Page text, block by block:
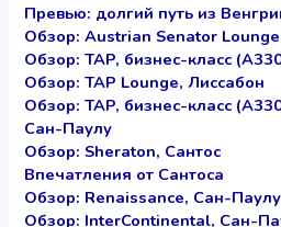
Превью: долгий путь из
Обзор: Austrian Senator
Обзор: TAP, бизнес-класс
Обзор: TAP Lounge, Лиссабон
Обзор: TAP, бизнес-класс
Сан-Паулу
Обзор: Sheraton, Сантос
Впечатления от Сантоса
Обзор: Renaissance, Сан-Паулу
Обзор: InterContinental, Сан-